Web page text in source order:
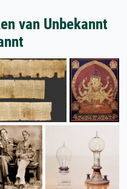
van Unbekannt